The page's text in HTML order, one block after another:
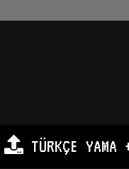
TÜRKÇE YAMA